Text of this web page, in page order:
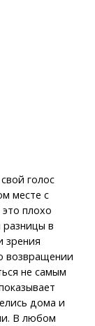
голос
месте с
плохо
в
зрения
возвращении
не самым
дома и
В любом